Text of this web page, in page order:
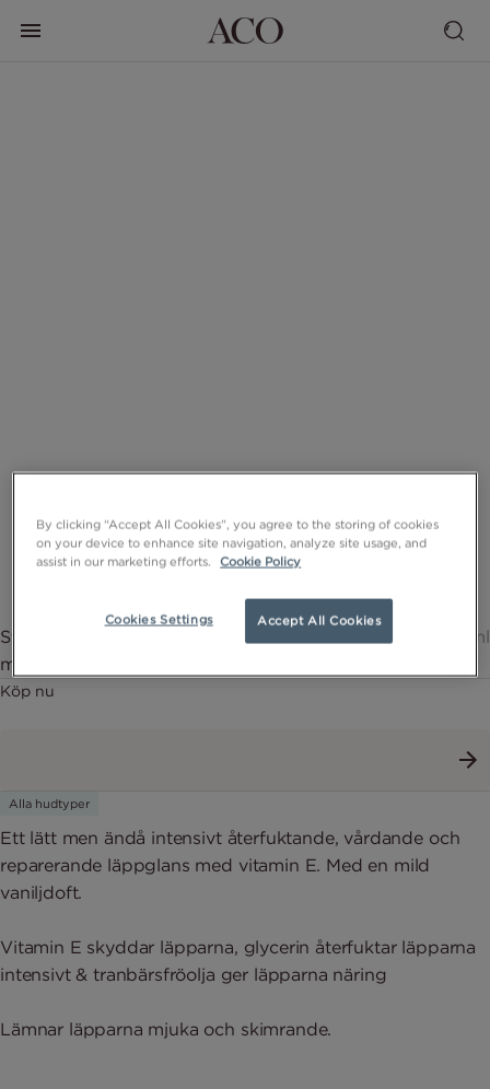
Stay Soft Lips Shimmer– Återfuktande läppglans
med shimmer
12ml
Köp nu
Alla hudtyper
Ett lätt men ändå intensivt återfuktande, vårdande och
reparerande läppglans med vitamin E. Med en mild
vaniljdoft.
Vitamin E skyddar läpparna, glycerin återfuktar läpparna
intensivt & tranbärsfröolja ger läpparna näring
Lämnar läpparna mjuka och skimrande.
By clicking “Accept All Cookies”, you agree to the storing of cookies
on your device to enhance site navigation, analyze site usage, and
assist in our marketing efforts.
Cookie Policy
Cookies Settings Accept All Cookies